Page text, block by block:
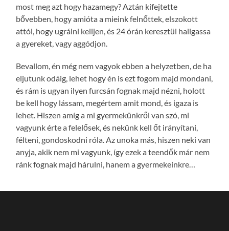
most meg azt hogy hazamegy? Aztán kifejtette
bővebben, hogy amióta a mieink felnőttek, elszokott
attól, hogy ugrálni kelljen, és 24 órán keresztül hallgassa
a gyereket, vagy aggódjon.
Bevallom, én még nem vagyok ebben a helyzetben, de ha
eljutunk odáig, lehet hogy én is ezt fogom majd mondani,
és rám is ugyan ilyen furcsán fognak majd nézni, holott
be kell hogy lássam, megértem amit mond, és igaza is
lehet. Hiszen amíg a mi gyermekünkről van szó, mi
vagyunk érte a felelősek, és nekünk kell őt irányítani,
félteni, gondoskodni róla. Az unoka más, hiszen neki van
anyja, akik nem mi vagyunk, így ezek a teendők már nem
ránk fognak majd hárulni, hanem a gyermekeinkre…